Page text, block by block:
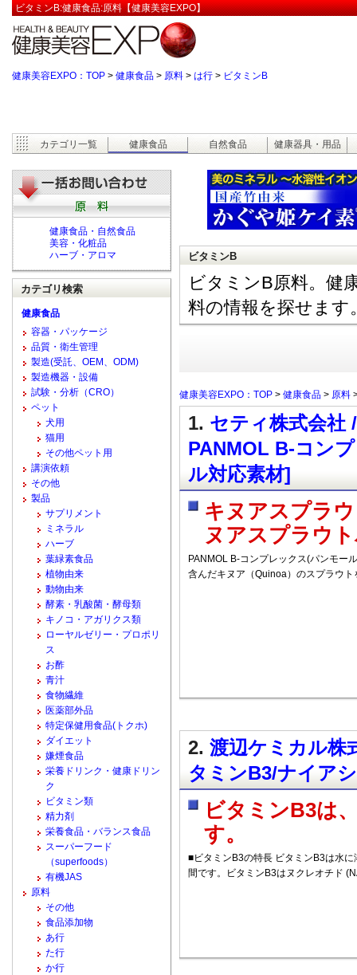
ビタミンB:健康食品:原料【健康美容EXPO】
健康美容EXPO：TOP > 健康食品 > 原料 > は行 > ビタミンB
カテゴリ一覧 健康食品 自然食品 健康器具・用品
ビタミンB
ビタミンB原料。健
料の情報を探せます
健康美容EXPO：TOP > 健康食品 > 原料
1. セティ株式会
PANMOL B-コン
ル対応素材]
キヌアスプラ
ヌアスプラウ
PANMOL B-コンプレックス(パンモー
含んだキヌア（Quinoa）のスプラウト
2. 渡辺ケミカル株
タミンB3/ナイア
ビタミンB3は
す。
■ビタミンB3の特長 ビタミンB3は水
間です。ビタミンB3はヌクレオチド
健康食品・自然食品
美容・化粧品
ハーブ・アロマ
カテゴリ検索
健康食品
容器・パッケージ
品質・衛生管理
製造(受託、OEM、ODM)
製造機器・設備
試験・分析（CRO）
ペット
犬用
猫用
その他ペット用
講演依頼
その他
製品
サプリメント
ミネラル
ハーブ
葉緑素食品
植物由来
動物由来
酵素・乳酸菌・酵母類
キノコ・アガリクス類
ローヤルゼリー・プロポリ
ス
お酢
青汁
食物繊維
医薬部外品
特定保健用食品(トクホ)
ダイエット
嫌煙食品
栄養ドリンク・健康ドリン
ク
ビタミン類
精力剤
栄養食品・バランス食品
スーパーフード
（superfoods）
有機JAS
原料
その他
食品添加物
あ行
た行
か行